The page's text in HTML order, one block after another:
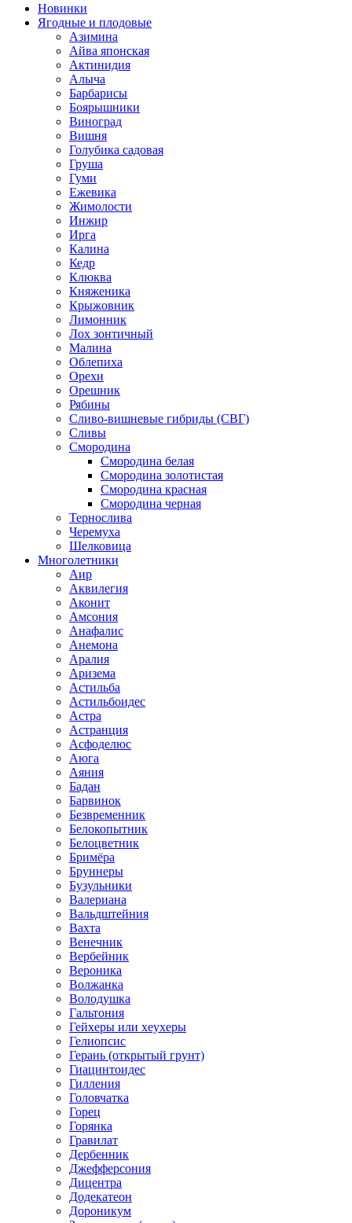
Новинки
Ягодные и плодовые
Азимина
Айва японская
Актинидия
Алыча
Барбарисы
Боярышники
Виноград
Вишня
Голубика садовая
Груша
Гуми
Ежевика
Жимолости
Инжир
Ирга
Калина
Кедр
Клюква
Княженика
Крыжовник
Лимонник
Лох зонтичный
Малина
Облепиха
Орехи
Орешник
Рябины
Сливо-вишневые гибриды (СВГ)
Сливы
Смородина
Смородина белая
Смородина золотистая
Смородина красная
Смородина черная
Тернослива
Черемуха
Шелковица
Многолетники
Аир
Аквилегия
Аконит
Амсония
Анафалис
Анемона
Аралия
Аризема
Астильба
Астильбоидес
Астра
Астранция
Асфоделюс
Аюга
Аяния
Бадан
Барвинок
Безвременник
Белокопытник
Белоцветник
Бримёра
Бруннеры
Бузульники
Валериана
Вальдштейния
Вахта
Венечник
Вербейник
Вероника
Волжанка
Володушка
Гальтония
Гейхеры или хеухеры
Гелиопсис
Герань (открытый грунт)
Гиацинтоидес
Гилления
Головчатка
Горец
Горянка
Гравилат
Дербенник
Джефферсония
Дицентра
Додекатеон
Дороникум